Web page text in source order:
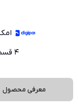
۴ قسط
معرفی محصول